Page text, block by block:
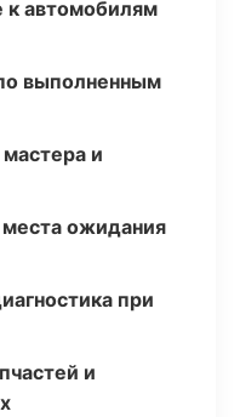
автомобилям
выполненным
и
ожидания
при
и